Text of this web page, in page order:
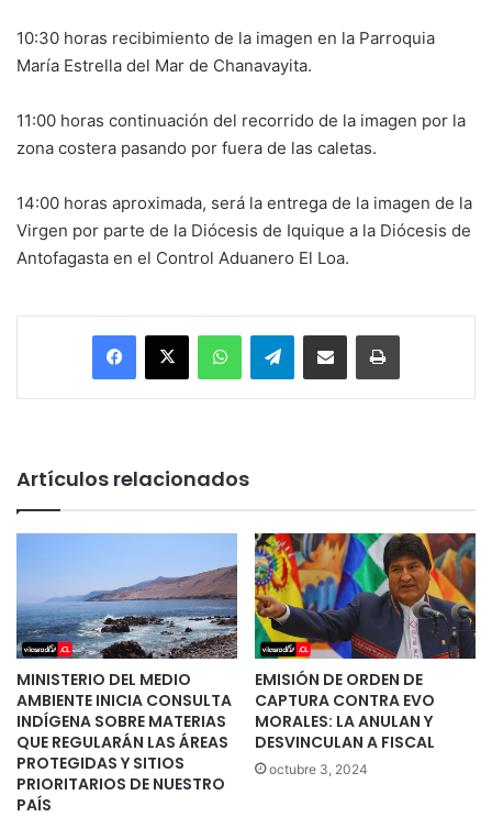
10:30 horas recibimiento de la imagen en la Parroquia
María Estrella del Mar de Chanavayita.
11:00 horas continuación del recorrido de la imagen por la
zona costera pasando por fuera de las caletas.
14:00 horas aproximada, será la entrega de la imagen de la
Virgen por parte de la Diócesis de Iquique a la Diócesis de
Antofagasta en el Control Aduanero El Loa.
Facebook
X WhatsAppTelegramEnviar vía email Imprimir
Artículos relacionados
MINISTERIO DEL MEDIO
AMBIENTE INICIA CONSULTA
INDÍGENA SOBRE MATERIAS
QUE REGULARÁN LAS ÁREAS
PROTEGIDAS Y SITIOS
PRIORITARIOS DE NUESTRO
PAÍS
EMISIÓN DE ORDEN DE
CAPTURA CONTRA EVO
MORALES: LA ANULAN Y
DESVINCULAN A FISCAL
octubre 3, 2024